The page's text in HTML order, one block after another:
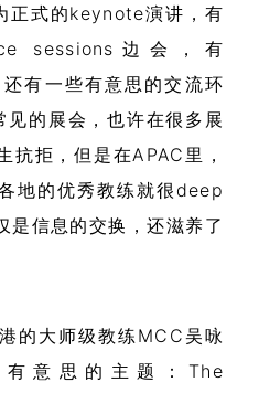
正式的keynote演讲，有
sessions边会，有
有一些有意思的交流环
的展会，也许在很多展
抗拒，但是在APAC里，
地的优秀教练就很deep
是信息的交换，还滋养了
的大师级教练MCC吴咏
意思的主题：The